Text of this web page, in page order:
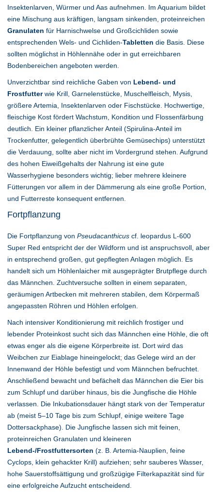
Insektenlarven, Würmer und Aas aufnehmen. Im Aquarium bildet
eine Mischung aus kräftigen, langsam sinkenden, proteinreichen
Granulaten für Harnischwelse und Großcichliden sowie
entsprechenden Wels- und Cichliden-Tabletten die Basis. Diese
sollten möglichst in Höhlennähe oder in gut erreichbaren
Bodenbereichen angeboten werden.
Unverzichtbar sind reichliche Gaben von Lebend- und
Frostfutterwie Krill, Garnelenstücke, Muschelfleisch, Mysis,
größere Artemia, Insektenlarven oder Fischstücke. Hochwertige,
fleischige Kost fördert Wachstum, Kondition und Flossenfärbung
deutlich. Ein kleiner pflanzlicher Anteil (Spirulina-Anteil im
Trockenfutter, gelegentlich überbrühte Gemüsechips) unterstützt
die Verdauung, sollte aber nicht im Vordergrund stehen. Aufgrund
des hohen Eiweißgehalts der Nahrung ist eine gute
Wasserhygiene besonders wichtig; lieber mehrere kleinere
Fütterungen vor allem in der Dämmerung als eine große Portion,
und Futterreste konsequent entfernen.
Fortpflanzung
Die Fortpflanzung von Pseudacanthicus cf. leopardus L-600
Super Red entspricht der der Wildform und ist anspruchsvoll, aber
in entsprechend großen, gut gepflegten Anlagen möglich. Es
handelt sich um Höhlenlaicher mit ausgeprägter Brutpflege durch
das Männchen. Zuchtversuche sollten in einem separaten,
geräumigen Artbecken mit mehreren stabilen, dem Körpermaß
angepassten Röhren und Höhlen erfolgen.
Nach intensiver Konditionierung mit reichlich frostiger und
lebender Proteinkost sucht sich das Männchen eine Höhle, die oft
etwas enger als die eigene Körperbreite ist. Dort wird das
Weibchen zur Eiablage hineingelockt; das Gelege wird an der
Innenwand der Höhle befestigt und vom Männchen befruchtet.
Anschließend bewacht und befächelt das Männchen die Eier bis
zum Schlupf und darüber hinaus, bis die Jungfische die Höhle
verlassen. Die Inkubationsdauer hängt stark von der Temperatur
ab (meist 5–10 Tage bis zum Schlupf, einige weitere Tage
Dottersackphase). Die Jungfische lassen sich mit feinen,
proteinreichen Granulaten und kleineren
Lebend-/Frostfuttersorten (z. B. Artemia-Nauplien, feine
Cyclops, klein gehackter Krill) aufziehen; sehr sauberes Wasser,
hohe Sauerstoffsättigung und großzügige Filterkapazität sind für
eine erfolgreiche Aufzucht entscheidend.